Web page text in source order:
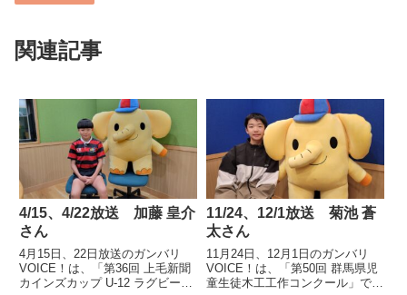
関連記事
4/15、4/22放送 加藤 皇介
さん
4月15日、22日放送のガンバリ
VOICE！は、「第36回 上毛新聞
カインズカップ U-12 ラグビーフ
11/24、12/1放送 菊池 蒼
太さん
11月24日、12月1日のガンバリ
VOICE！は、「第50回 群馬県児
童生徒木工工作コンクール」で最